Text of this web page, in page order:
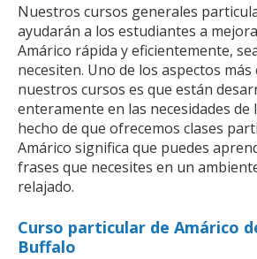
Nuestros cursos generales
ayudarán a los estudiantes a
Amárico rápida y eficientemente,
necesiten. Uno de los aspectos
nuestros cursos es que están
enteramente en las necesidades de
hecho de que ofrecemos clases
Amárico significa que puedes
frases que necesites en un
relajado.
Curso particular de Amárico
Buffalo